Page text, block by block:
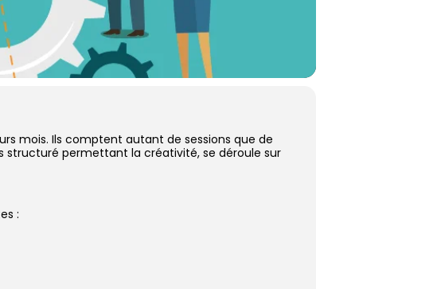
mois. Ils comptent autant de sessions que de
structuré permettant la créativité, se déroule sur
: